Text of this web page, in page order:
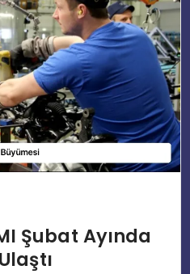
Şubat Ayında